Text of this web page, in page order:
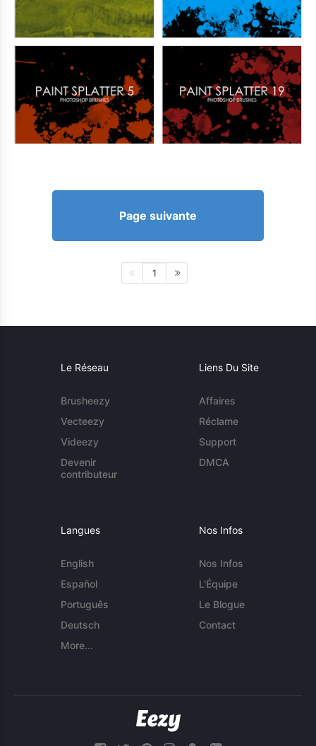
Page suivante
1
Le Réseau
Brusheezy
Vecteezy
Videezy
Devenir
contributeur
Liens Du Site
Affaires
Réclame
Support
DMCA
Langues
English
Español
Português
Deutsch
More...
Nos Infos
Nos Infos
L'Équipe
Le Blogue
Contact